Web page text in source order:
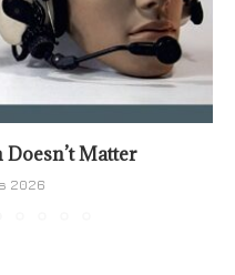
Matter
2026